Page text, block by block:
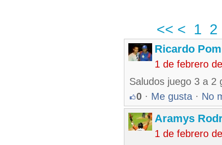
<< < 1 2
Ricardo
1 de febrero
Saludos juego 3 a 2
0 · Me gusta · No
Aramys
1 de febrero